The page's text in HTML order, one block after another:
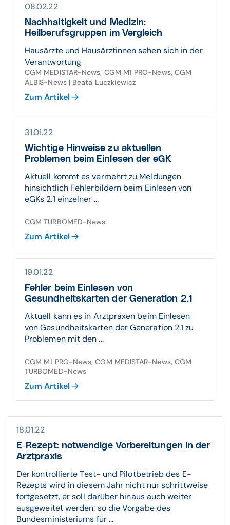
08.02.22
Nachhaltigkeit und Medizin:
Heilberufsgruppen im Vergleich
Hausärzte und Hausärztinnen sehen sich in der
Verantwortung
CGM MEDISTAR-News, CGM M1 PRO-News, CGM
ALBIS-News | Beata Luczkiewicz
Zum Artikel
31.01.22
Wichtige Hinweise zu aktuellen
Problemen beim Einlesen der eGK
Aktuell kommt es vermehrt zu Meldungen
hinsichtlich Fehlerbildern beim Einlesen von
eGKs 2.1 einzelner ...
CGM TURBOMED-News
Zum Artikel
19.01.22
Fehler beim Einlesen von
Gesundheitskarten der Generation 2.1
Aktuell kann es in Arztpraxen beim Einlesen
von Gesundheitskarten der Generation 2.1 zu
Problemen mit den ...
CGM M1 PRO-News, CGM MEDISTAR-News, CGM
TURBOMED-News
Zum Artikel
18.01.22
E-Rezept: notwendige Vorbereitungen in der
Arztpraxis
Der kontrollierte Test- und Pilotbetrieb des E-
Rezepts wird in diesem Jahr nicht nur schrittweise
fortgesetzt, er soll darüber hinaus auch weiter
ausgeweitet werden: so die Vorgabe des
Bundesministeriums für ...